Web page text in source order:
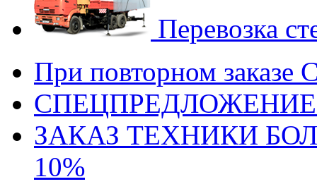
Перевозка
При повторном заказе
ЗАКАЗ ТЕХНИКИ
10%